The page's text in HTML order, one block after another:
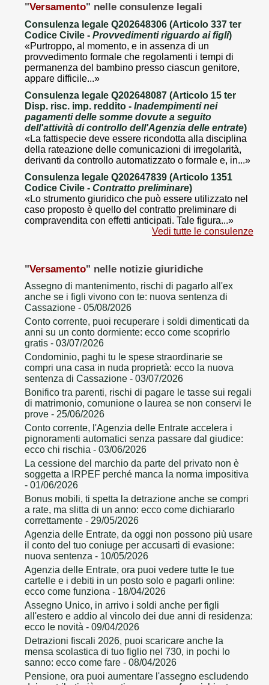
"Versamento" nelle consulenze legali
Consulenza legale Q202648306 (Articolo 337 ter
Codice Civile - Provvedimenti riguardo ai figli)
«Purtroppo, al momento, e in assenza di un
provvedimento formale che regolamenti i tempi di
permanenza del bambino presso ciascun genitore,
appare difficile...»
Consulenza legale Q202648087 (Articolo 15 ter
Disp. risc. imp. reddito - Inadempimenti nei
pagamenti delle somme dovute a seguito
dell'attività di controllo dell'Agenzia delle entrate)
«La fattispecie deve essere ricondotta alla disciplina
della rateazione delle comunicazioni di irregolarità,
derivanti da controllo automatizzato o formale e, in...»
Consulenza legale Q202647839 (Articolo 1351
Codice Civile - Contratto preliminare)
«Lo strumento giuridico che può essere utilizzato nel
caso proposto è quello del contratto preliminare di
compravendita con effetti anticipati. Tale figura...»
Vedi tutte le consulenze
"Versamento" nelle notizie giuridiche
Assegno di mantenimento, rischi di pagarlo all'ex
anche se i figli vivono con te: nuova sentenza di
Cassazione - 05/08/2026
Conto corrente, puoi recuperare i soldi dimenticati da
anni su un conto dormiente: ecco come scoprirlo
gratis - 03/07/2026
Condominio, paghi tu le spese straordinarie se
compri una casa in nuda proprietà: ecco la nuova
sentenza di Cassazione - 03/07/2026
Bonifico tra parenti, rischi di pagare le tasse sui regali
di matrimonio, comunione o laurea se non conservi le
prove - 25/06/2026
Conto corrente, l'Agenzia delle Entrate accelera i
pignoramenti automatici senza passare dal giudice:
ecco chi rischia - 03/06/2026
La cessione del marchio da parte del privato non è
soggetta a IRPEF perché manca la norma impositiva
- 01/06/2026
Bonus mobili, ti spetta la detrazione anche se compri
a rate, ma slitta di un anno: ecco come dichiararlo
correttamente - 29/05/2026
Agenzia delle Entrate, da oggi non possono più usare
il conto del tuo coniuge per accusarti di evasione:
nuova sentenza - 10/05/2026
Agenzia delle Entrate, ora puoi vedere tutte le tue
cartelle e i debiti in un posto solo e pagarli online:
ecco come funziona - 18/04/2026
Assegno Unico, in arrivo i soldi anche per figli
all'estero e addio al vincolo dei due anni di residenza:
ecco le novità - 09/04/2026
Detrazioni fiscali 2026, puoi scaricare anche la
mensa scolastica di tuo figlio nel 730, in pochi lo
sanno: ecco come fare - 08/04/2026
Pensione, ora puoi aumentare l'assegno escludendo